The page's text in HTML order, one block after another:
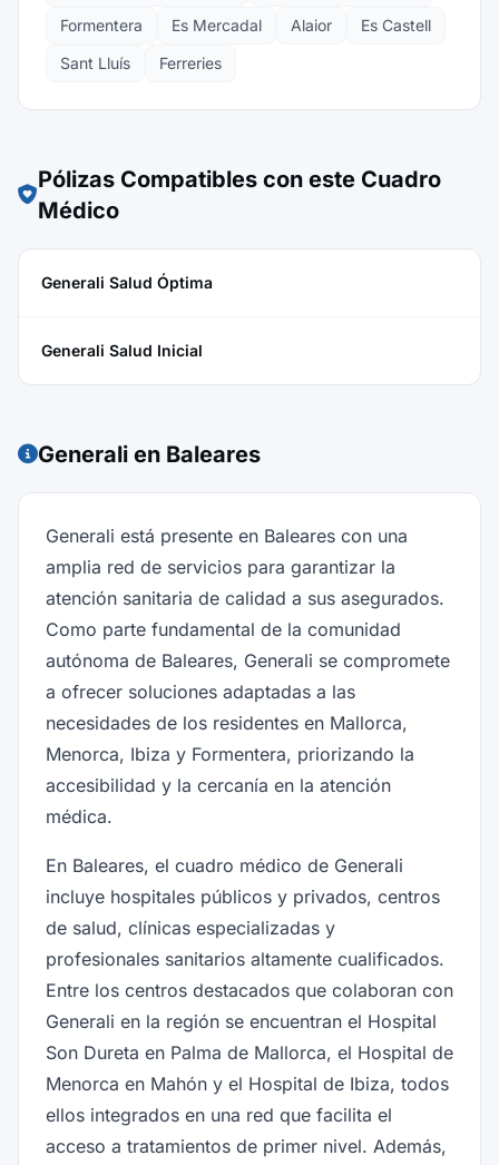
Formentera Es Mercadal Alaior
Es Castell
Sant Lluís
Ferreries
Pólizas Compatibles con este Cuadro
Médico
Generali Salud Óptima
Generali Salud Inicial
Generali en Baleares
Generali está presente en Baleares con una
amplia red de servicios para garantizar la
atención sanitaria de calidad a sus asegurados.
Como parte fundamental de la comunidad
autónoma de Baleares, Generali se compromete
a ofrecer soluciones adaptadas a las
necesidades de los residentes en Mallorca,
Menorca, Ibiza y Formentera, priorizando la
accesibilidad y la cercanía en la atención
médica.
En Baleares, el cuadro médico de Generali
incluye hospitales públicos y privados, centros
de salud, clínicas especializadas y
profesionales sanitarios altamente cualificados.
Entre los centros destacados que colaboran con
Generali en la región se encuentran el Hospital
Son Dureta en Palma de Mallorca, el Hospital de
Menorca en Mahón y el Hospital de Ibiza, todos
ellos integrados en una red que facilita el
acceso a tratamientos de primer nivel. Además,